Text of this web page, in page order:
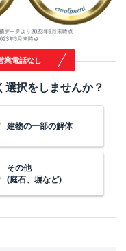
業電話なし
択をしませんか？
建物の一部の解体
その他
(庭石、塀など)